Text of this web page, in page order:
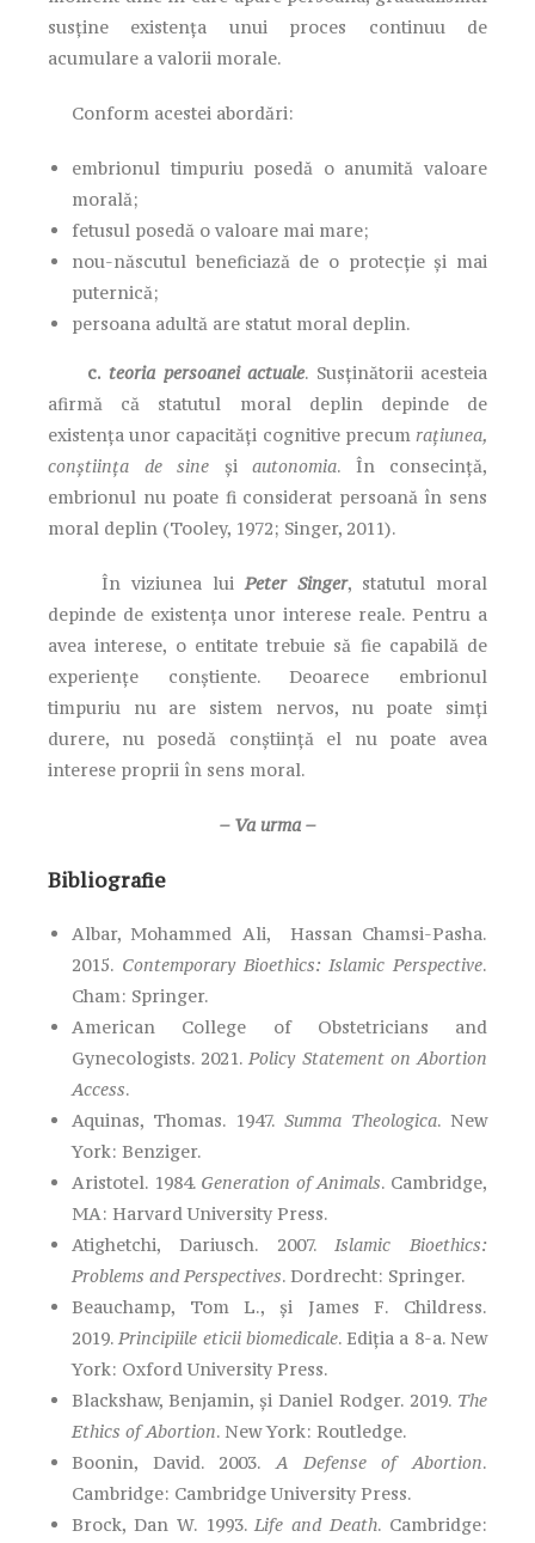
susține existența unui proces continuu de
acumulare a valorii morale.
Conform acestei abordări:
embrionul timpuriu posedă o anumită valoare
morală;
fetusul posedă o valoare mai mare;
nou-născutul beneficiază de o protecție și mai
puternică;
persoana adultă are statut moral deplin.
c. teoria persoanei actuale. Susținătorii acesteia
afirmă că statutul moral deplin depinde de
existența unor capacități cognitive precum rațiunea,
conștiința de sine și autonomia. În consecință,
embrionul nu poate fi considerat persoană în sens
moral deplin (Tooley, 1972; Singer, 2011).
În viziunea luiPeter Singer, statutul moral
depinde de existența unor interese reale. Pentru a
avea interese, o entitate trebuie să fie capabilă de
experiențe conștiente. Deoarece embrionul
timpuriu nu are sistem nervos, nu poate simți
durere, nu posedă conștiință el nu poate avea
interese proprii în sens moral.
– Va urma –
Bibliografie
Albar, Mohammed Ali, Hassan Chamsi-Pasha.
2015. Contemporary Bioethics: Islamic Perspective.
Cham: Springer.
American College of Obstetricians and
Gynecologists. 2021.Policy Statement on Abortion
Access.
Aquinas, Thomas. 1947. Summa Theologica. New
York: Benziger.
Aristotel. 1984. Generation of Animals. Cambridge,
MA: Harvard University Press.
Atighetchi, Dariusch. 2007.Islamic Bioethics:
Problems and Perspectives. Dordrecht: Springer.
Beauchamp, Tom L., și James F. Childress.
2019.Principiile eticii biomedicale. Ediția a 8-a. New
York: Oxford University Press.
Blackshaw, Benjamin, și Daniel Rodger. 2019. The
Ethics of Abortion. New York: Routledge.
Boonin, David. 2003.A Defense of Abortion.
Cambridge: Cambridge University Press.
Brock, Dan W. 1993.Life and Death. Cambridge: